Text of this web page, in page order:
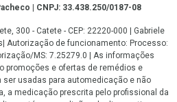
| CNPJ: 33.438.250/0187-08
300 - Catete - CEP: 22220-000 | Gabriele
Autorização de funcionamento: Processo:
MS: 7.25279.0 | As informações
promoções e ofertas de remédios e
usadas para automedicação e não
a medicação prescrita pelo profissional da